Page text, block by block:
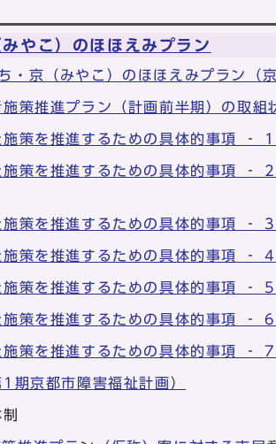
やこ）のほほえみプラン
・京（みやこ）のほほえみプラン（
策推進プラン（計画前半期）の取組
策を推進するための具体的事項 ‐ 1
策を推進するための具体的事項 ‐
策を推進するための具体的事項 ‐ 3
策を推進するための具体的事項 ‐ 4
策を推進するための具体的事項 ‐ 5
策を推進するための具体的事項 ‐ 6
策を推進するための具体的事項 ‐
期京都市障害福祉計画）